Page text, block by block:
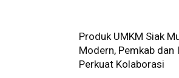
Produk UMKM Siak
Modern, Pemkab
Perkuat Kolaborasi